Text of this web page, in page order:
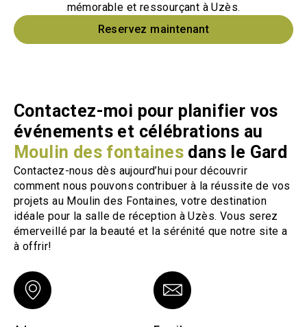
mémorable et ressourçant à Uzès.
Reservez maintenant
Contactez-moi pour planifier vos
événements et célébrations au
Moulin des fontaines dans le Gard
Contactez-nous dès aujourd’hui pour découvrir
comment nous pouvons contribuer à la réussite de vos
projets au Moulin des Fontaines, votre destination
idéale pour la salle de réception à Uzès. Vous serez
émerveillé par la beauté et la sérénité que notre site a
à offrir!